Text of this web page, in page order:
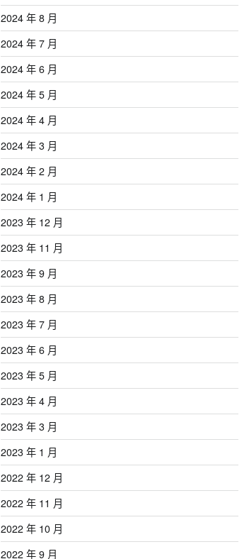
2024 年 8 月
2024 年 7 月
2024 年 6 月
2024 年 5 月
2024 年 4 月
2024 年 3 月
2024 年 2 月
2024 年 1 月
2023 年 12 月
2023 年 11 月
2023 年 9 月
2023 年 8 月
2023 年 7 月
2023 年 6 月
2023 年 5 月
2023 年 4 月
2023 年 3 月
2023 年 1 月
2022 年 12 月
2022 年 11 月
2022 年 10 月
2022 年 9 月